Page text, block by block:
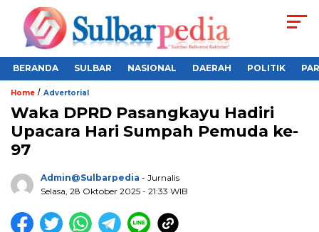
BERANDA SULBAR NASIONAL DAERAH POLITIK
Home / Advertorial
Waka DPRD Pasangkayu Hadiri
Upacara Hari Sumpah Pemuda ke-
97
Admin@sulbarpedia - Jurnalis
Selasa, 28 Oktober 2025 - 21:33 WIB